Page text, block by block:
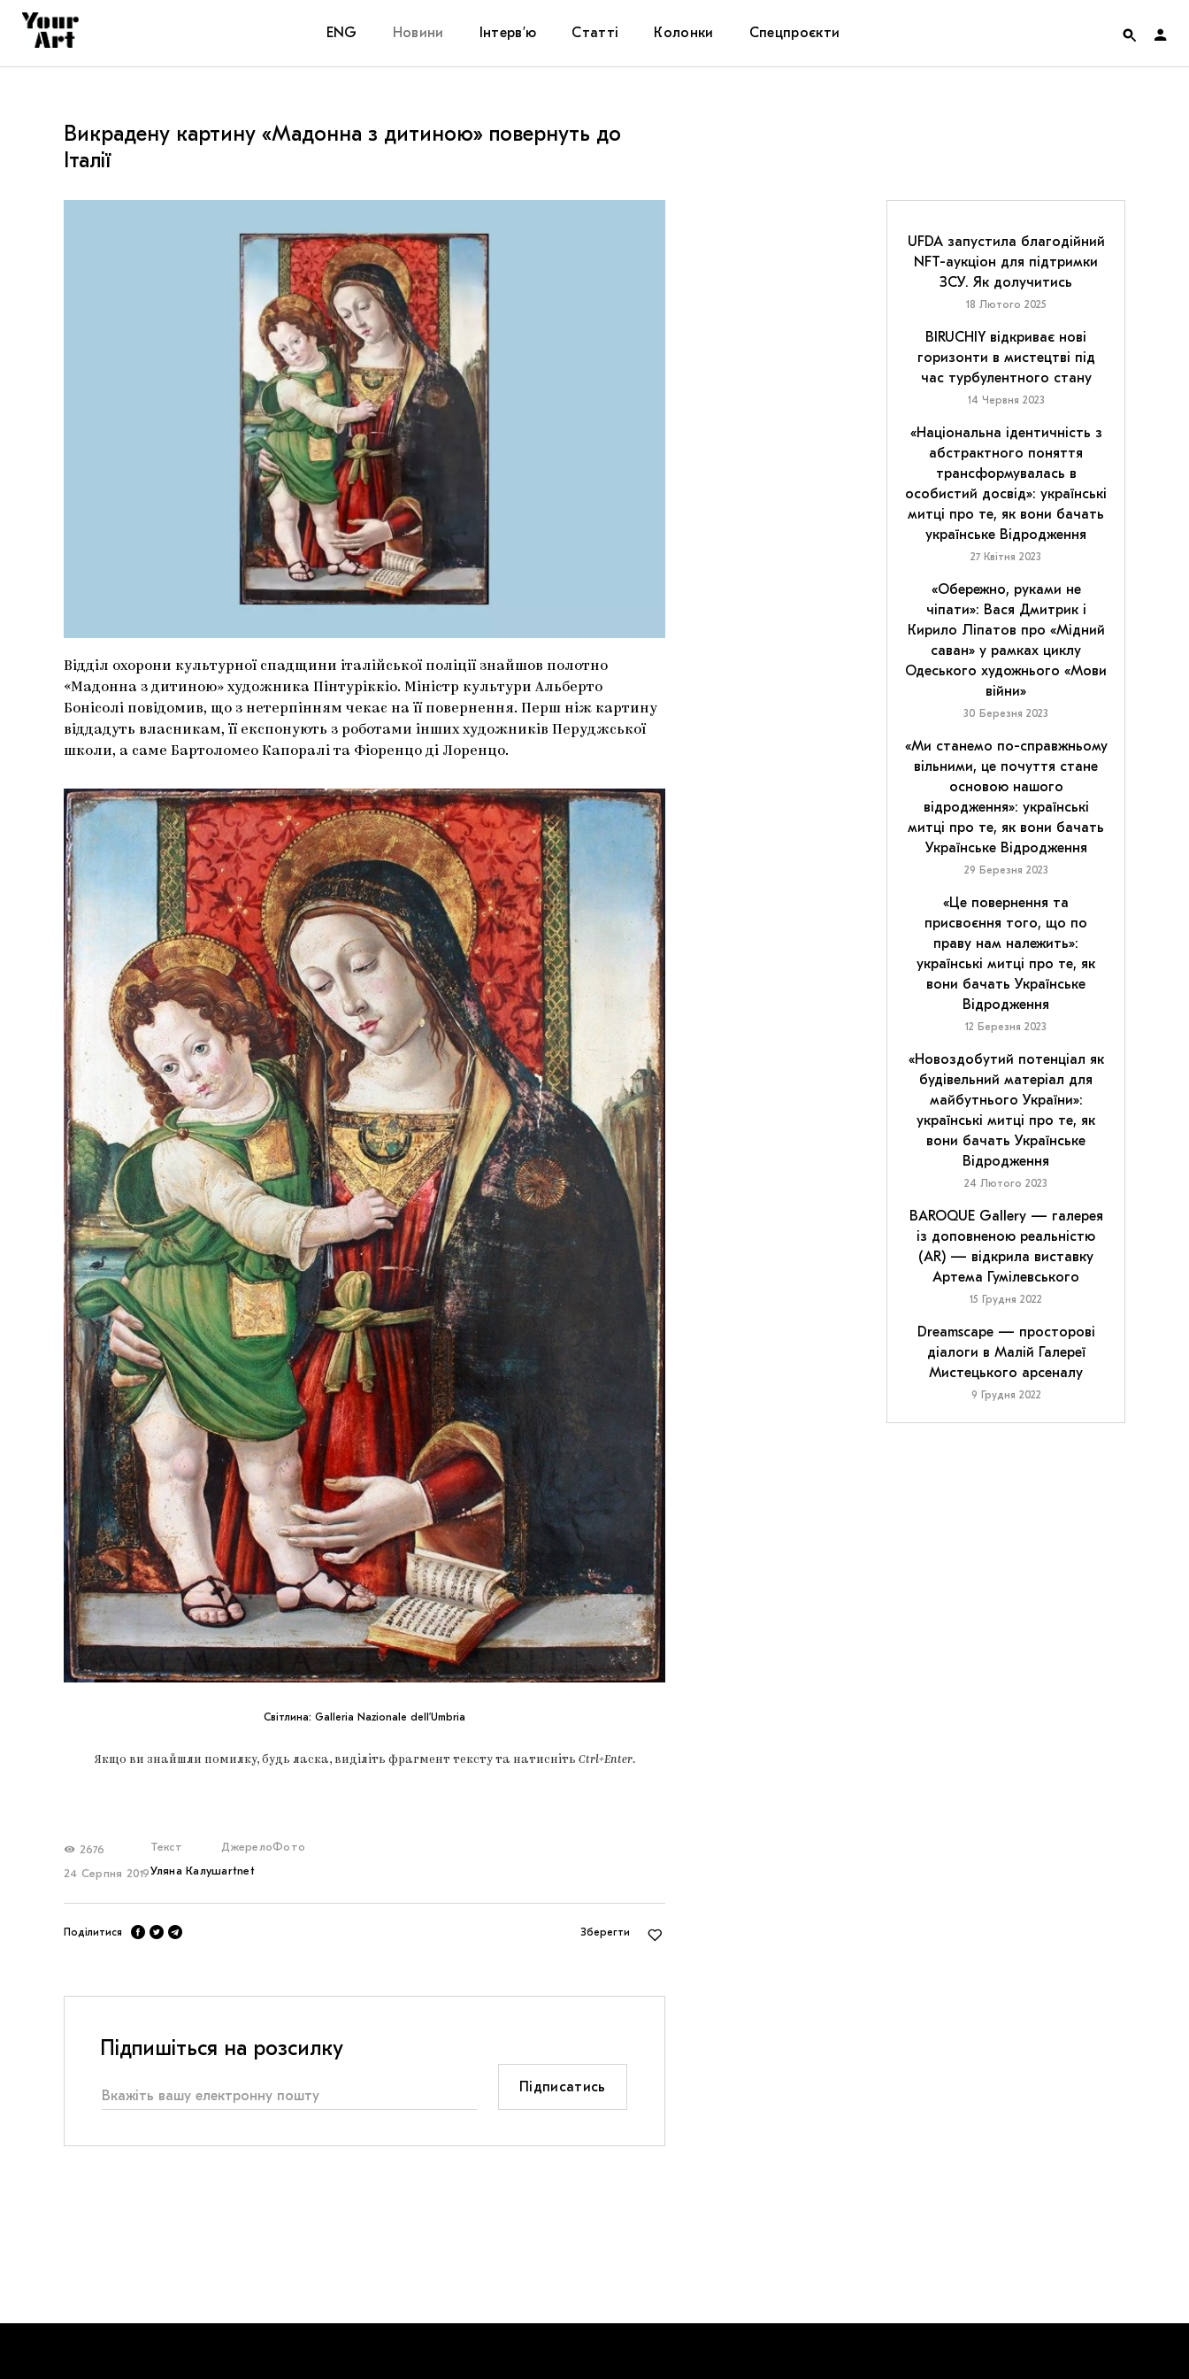
ENG Новини Інтерв’ю Статті Колонки Спецпроєкти
Carpathian Cult про різдвяні свята
Викрадену картину «Мадонна з дитиною» повернуть до
Італії
Відділ охорони культурної спадщини італійської поліції знайшов полотно
«Мадонна з дитиною» художника Пінтуріккіо. Міністр культури Альберто
Бонісолі повідомив, що з нетерпінням чекає на її повернення. Перш ніж картину
віддадуть власникам, її експонують з роботами інших художників Перуджської
школи, а саме Бартоломео Капоралі та Фіоренцо ді Лоренцо.
Світлина: Galleria Nazionale dell’Umbria
Якщо ви знайшли помилку, будь ласка, виділіть фрагмент тексту та натисніть Ctrl+Enter.
2676
24 Серпня 2019
Текст
Уляна Калуш
Джерело
artnet
Фото
Поділитися Зберегти
Підпишіться на розсилку
Підписатись
UFDA запустила благодійний
NFT-аукціон для підтримки
ЗСУ. Як долучитись
18 Лютого 2025
BIRUCHIY відкриває нові
горизонти в мистецтві під
час турбулентного стану
14 Червня 2023
«Національна ідентичність з
абстрактного поняття
трансформувалась в
особистий досвід»: українські
митці про те, як вони бачать
українське Відродження
27 Квітня 2023
«Обережно, руками не
чіпати»: Вася Дмитрик і
Кирило Ліпатов про «Мідний
саван» у рамках циклу
Одеського художнього «Мови
війни»
30 Березня 2023
«Ми станемо по-справжньому
вільними, це почуття стане
основою нашого
відродження»: українські
митці про те, як вони бачать
Українське Відродження
29 Березня 2023
«Це повернення та
присвоєння того, що по
праву нам належить»:
українські митці про те, як
вони бачать Українське
Відродження
12 Березня 2023
«Новоздобутий потенціал як
будівельний матеріал для
майбутнього України»:
українські митці про те, як
вони бачать Українське
Відродження
24 Лютого 2023
BAROQUE Gallery — галерея
із доповненою реальністю
(AR) — відкрила виставку
Артема Гумілевського
15 Грудня 2022
Dreamscape — просторові
діалоги в Малій Галереї
Мистецького арсеналу
9 Грудня 2022